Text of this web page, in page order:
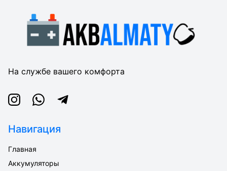
На службе вашего комфорта
InstagramWhatsappTelegram
Навигация
Главная
Аккумуляторы